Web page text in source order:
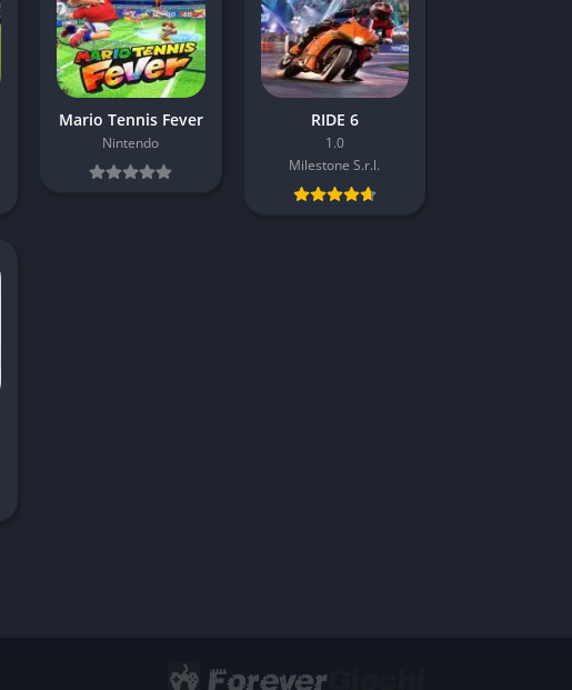
Strategia
Mario Tennis Fever
Nintendo
RIDE 6
1.0
Milestone S.r.l.